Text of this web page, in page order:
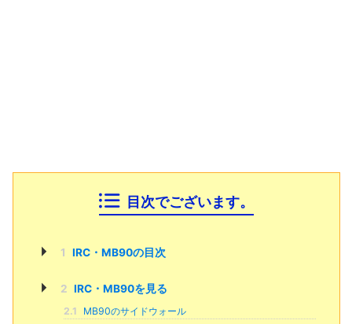
目次でございます。
1 IRC・MB90の目次
2 IRC・MB90を見る
2.1 MB90のサイドウォール